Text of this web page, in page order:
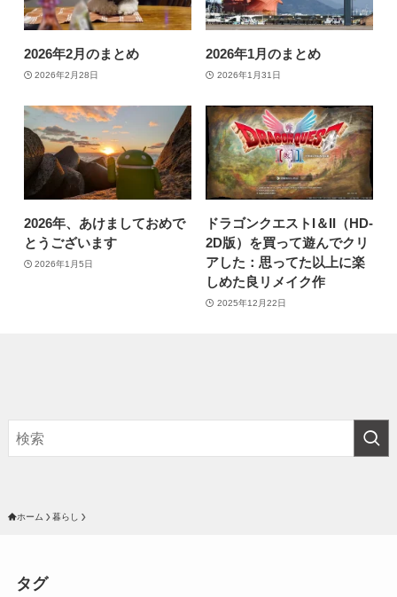
2026年2月のまとめ
2026年2月28日
2026年1月のまとめ
2026年1月31日
2026年、あけましておめで
とうございます
2026年1月5日
ドラゴンクエストI＆II（HD-
2D版）を買って遊んでクリ
アした：思ってた以上に楽
しめた良リメイク作
2025年12月22日
ホーム 暮らし
タグ